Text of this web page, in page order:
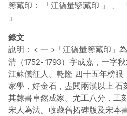
鑒藏印： 「江德量鑒藏印 」 、
」
錄文
說明： < 一 >「江德量鑒藏印」
清（1752- 1793）字成嘉，一字
江蘇儀征人。乾隆 四十五年榜眼
家學，好金石，盡閱兩漢以上
其隸書卓然成家。尤工八分，工
宋人為法。收藏舊拓碑版及宋本